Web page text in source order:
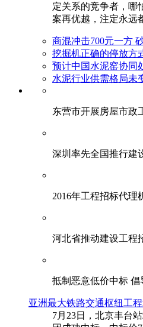
定关系的竞争者，哪
案再优越，注定永远
商混冲击700元一方
挖掘机正确的停放方
预计中国水泥窑协同
水泥行业供需格局未
东营市开展房屋市政
深圳率先全国推行建
2016年工程招标代理
河北省推动建设工程
抵制恶意低价中标 倡
亚洲最大铁路交通枢纽工
7月23日，北京丰台